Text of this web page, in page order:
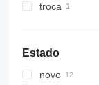
troca
Estado
novo